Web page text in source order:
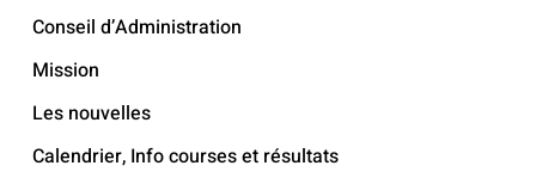
Conseil d’Administration
Mission
Les nouvelles
Calendrier, Info courses et résultats